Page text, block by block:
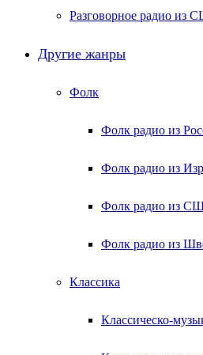
Разговорное радио из
Другие жанры
Фолк
Фолк радио из
Фолк радио из
Фолк радио из
Фолк радио из
Классика
Классическо-